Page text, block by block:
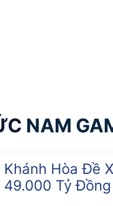
NAM
Khánh Hòa Đề
49.000 Tỷ